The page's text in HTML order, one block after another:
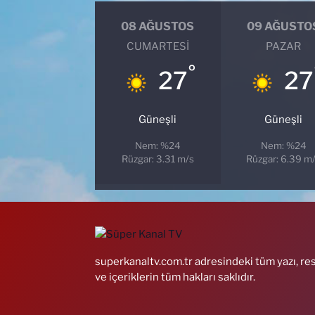
08 AĞUSTOS
CUMARTESI
27°
Güneşli
Nem: %24
Rüzgar: 3.31 m/s
09
PAZAR
27
Güneşli
Nem: %24
Rüzgar: 6.39
superkanaltv.com.tr adresindeki tüm yazı,
ve içeriklerin tüm hakları saklıdır.